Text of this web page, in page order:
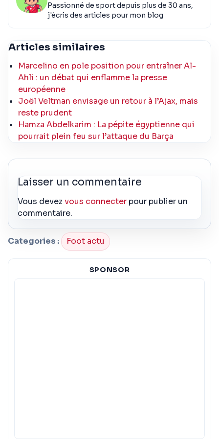
Passionné de sport depuis plus de 30 ans,
j'écris des articles pour mon blog
Articles similaires
Marcelino en pole position pour entraîner Al-
Ahli : un débat qui enflamme la presse
européenne
Joël Veltman envisage un retour à l’Ajax, mais
reste prudent
Hamza Abdelkarim : La pépite égyptienne qui
pourrait plein feu sur l’attaque du Barça
Laisser un commentaire
Vous devezvous connecter pour publier un
commentaire.
Categories : Foot actu
SPONSOR